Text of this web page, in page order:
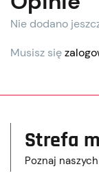
Nie dodano
Musisz się
Strefa
Poznaj